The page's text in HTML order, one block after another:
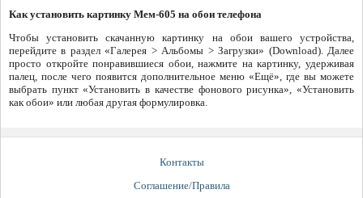
Как установить картинку Мем-605 на обои телефона
Чтобы установить скачанную картинку на обои вашего устройства,
перейдите в раздел «Галерея > Альбомы > Загрузки» (Download). Далее
просто откройте понравившиеся обои, нажмите на картинку, удерживая
палец, после чего появится дополнительное меню «Ещё», где вы можете
выбрать пункт «Установить в качестве фонового рисунка», «Установить
как обои» или любая другая формулировка.
Контакты
Соглашение/Правила